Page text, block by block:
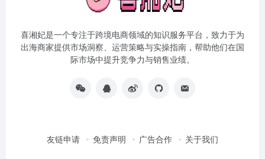
喜湘妃是一个专注于跨境电商领域的知识服务平台，致力于为
出海商家提供市场洞察、运营策略与实操指南，帮助他们在国
际市场中提升竞争力与销售业绩。
友链申请 免责声明 广告合作 关于我们